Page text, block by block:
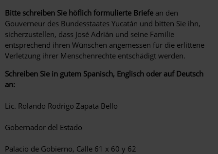
Bitte schreiben Sie höflich formulierte Briefe an den
Gouverneur des Bundesstaates Yucatán und bitten Sie ihn,
sicherzustellen, dass José Adrián und seine Familie
entsprechend ihren Wünschen angemessen für die erlittene
Verletzung ihrer Menschenrechte entschädigt werden.
Schreiben Sie in gutem Spanisch, Englisch oder auf Deutsch
an:
Lic. Rolando Rodrigo Zapata Bello
Gobernador del Estado
Palacio de Gobierno, Calle 61 x 60 y 62